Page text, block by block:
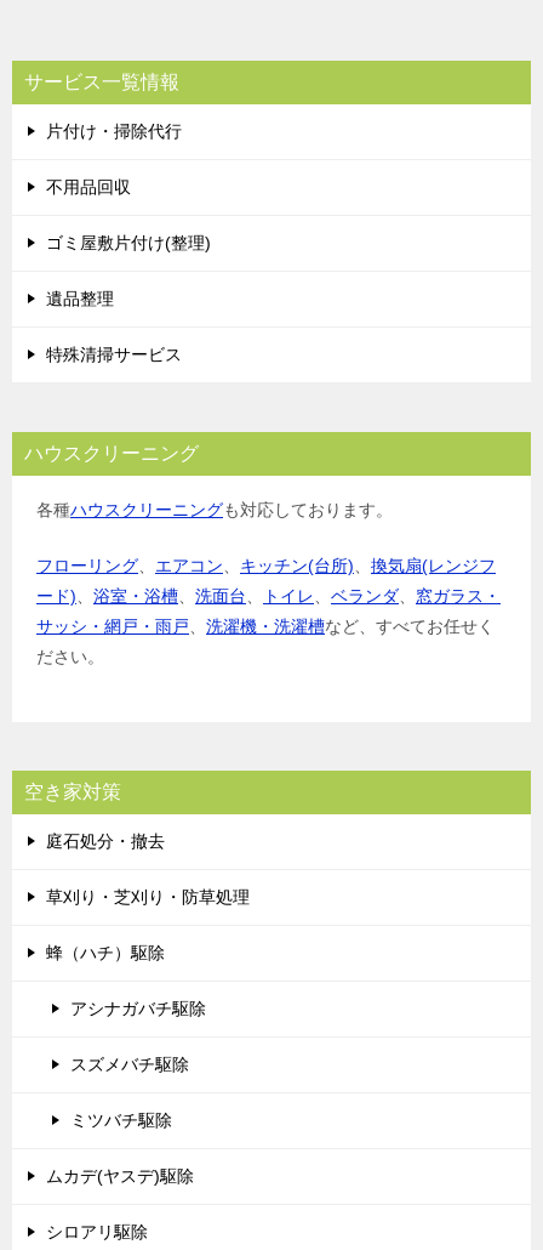
サービス一覧情報
片付け・掃除代行
不用品回収
ゴミ屋敷片付け(整理)
遺品整理
特殊清掃サービス
ハウスクリーニング
各種ハウスクリーニングも対応しております。
フローリング エアコン キッチン(台所)
換気扇(レンジフ
ード)
浴室・浴槽 洗面台 トイレ ベランダ
窓ガラス・
サッシ・網戸・雨戸
洗濯機・洗濯槽など、すべてお任せく
ださい。
空き家対策
庭石処分・撤去
草刈り・芝刈り・防草処理
蜂（ハチ）駆除
アシナガバチ駆除
スズメバチ駆除
ミツバチ駆除
ムカデ(ヤスデ)駆除
シロアリ駆除